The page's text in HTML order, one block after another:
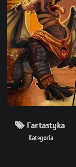
Kategoria
Fantastyka